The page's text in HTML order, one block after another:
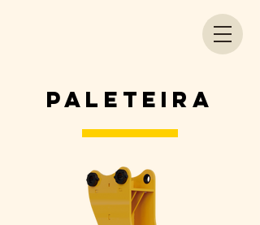
PALETEIRA